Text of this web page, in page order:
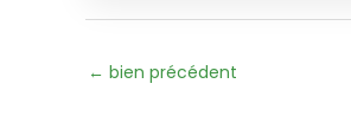
← bien précédent